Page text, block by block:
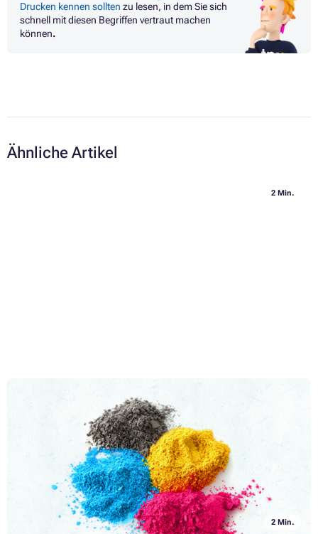
Drucken kennen sollten zu lesen, in dem Sie sich
schnell mit diesen Begriffen vertraut machen
können.
Ähnliche Artikel
2 Min.
Erzeugung von Tonerstaub oder Umgang mit CMYK
Wenn Sie der Meinung sind, dass der Autor dieses Textes sich dazu
entschlossen hat, einen Artikel aus dem Bereich Auto-Motor zu
schreiben, den Titel nicht richtig überprüft und einen peinlichen
Tippfehler hinterlassen hat, liegen Sie falsch. Die folgenden Zeilen sind
dem Tonerpulver, seiner Zusammensetzung und seinem
Herstellungsverfahren gewidmet.
Ganzen Artikel lesen »
2 Min.